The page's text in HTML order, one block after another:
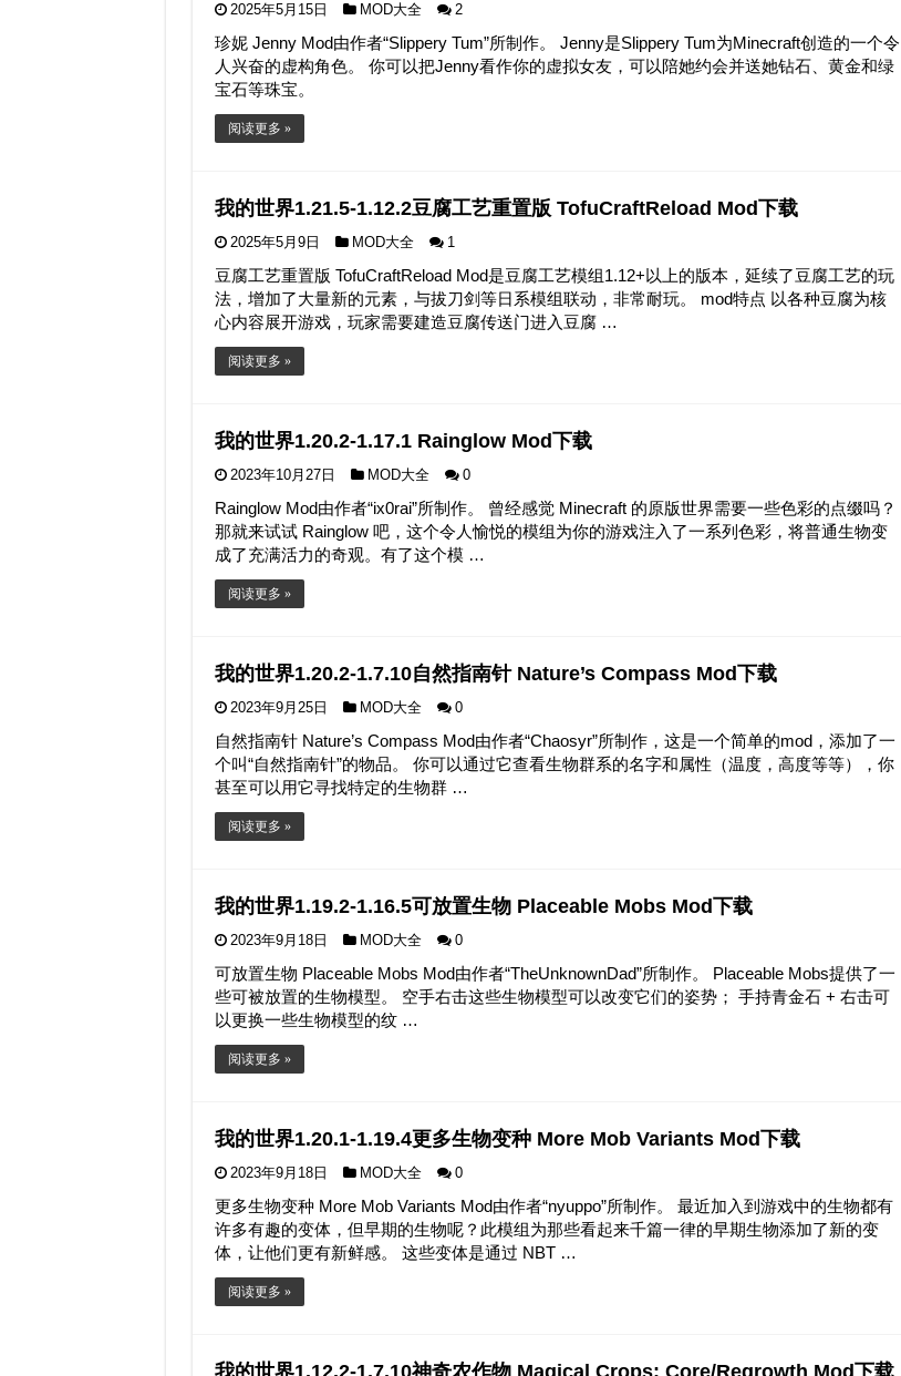
2025年5月15日 MOD大全 2
珍妮 Jenny Mod由作者“Slippery Tum”所制作。 Jenny是Slippery Tum为Minecraft创造的一个令
人兴奋的虚构角色。 你可以把Jenny看作你的虚拟女友，可以陪她约会并送她钻石、黄金和绿
宝石等珠宝。
阅读更多 »
我的世界1.21.5-1.12.2豆腐工艺重置版 TofuCraftReload Mod下载
2025年5月9日 MOD大全 1
豆腐工艺重置版 TofuCraftReload Mod是豆腐工艺模组1.12+以上的版本，延续了豆腐工艺的玩
法，增加了大量新的元素，与拔刀剑等日系模组联动，非常耐玩。 mod特点 以各种豆腐为核
心内容展开游戏，玩家需要建造豆腐传送门进入豆腐 …
阅读更多 »
我的世界1.20.2-1.17.1 Rainglow Mod下载
2023年10月27日 MOD大全 0
Rainglow Mod由作者“ix0rai”所制作。 曾经感觉 Minecraft 的原版世界需要一些色彩的点缀吗？
那就来试试 Rainglow 吧，这个令人愉悦的模组为你的游戏注入了一系列色彩，将普通生物变
成了充满活力的奇观。有了这个模 …
阅读更多 »
我的世界1.20.2-1.7.10自然指南针 Nature’s Compass Mod下载
2023年9月25日 MOD大全 0
自然指南针 Nature’s Compass Mod由作者“Chaosyr”所制作，这是一个简单的mod，添加了一
个叫“自然指南针”的物品。 你可以通过它查看生物群系的名字和属性（温度，高度等等），你
甚至可以用它寻找特定的生物群 …
阅读更多 »
我的世界1.19.2-1.16.5可放置生物 Placeable Mobs Mod下载
2023年9月18日 MOD大全 0
可放置生物 Placeable Mobs Mod由作者“TheUnknownDad”所制作。 Placeable Mobs提供了一
些可被放置的生物模型。 空手右击这些生物模型可以改变它们的姿势； 手持青金石 + 右击可
以更换一些生物模型的纹 …
阅读更多 »
我的世界1.20.1-1.19.4更多生物变种 More Mob Variants Mod下载
2023年9月18日 MOD大全 0
更多生物变种 More Mob Variants Mod由作者“nyuppo”所制作。 最近加入到游戏中的生物都有
许多有趣的变体，但早期的生物呢？此模组为那些看起来千篇一律的早期生物添加了新的变
体，让他们更有新鲜感。 这些变体是通过 NBT …
阅读更多 »
我的世界1.12.2-1.7.10神奇农作物 Magical Crops: Core/Regrowth Mod下载